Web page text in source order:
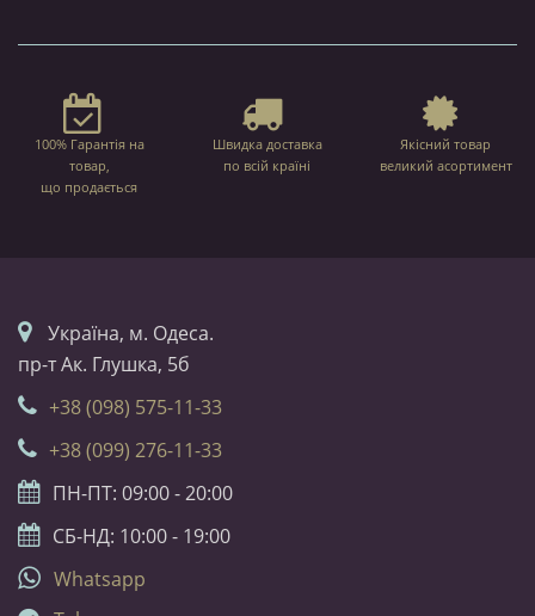
100% Гарантія на
товар,
що продається
Швидка доставка
по всій країні
Якісний товар
великий асортимент
Українa, м. Одеса.
пр-т Ак. Глушка, 5б
+38 (098) 575-11-33
+38 (099) 276-11-33
ПН-ПТ: 09:00 - 20:00
СБ-НД: 10:00 - 19:00
Whatsapp